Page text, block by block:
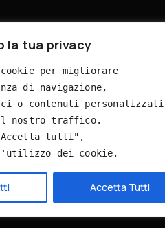
la tua privacy
per migliorare
di navigazione,
o contenuti personalizzati
nostro traffico.
tutti",
dei cookie.
Accetta Tutti